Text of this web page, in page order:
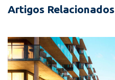
Artigos Relacionados